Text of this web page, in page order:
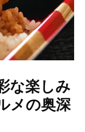
な楽しみ
メの奥深